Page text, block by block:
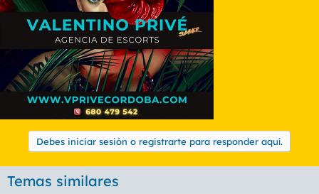
Debes iniciar sesión o registrarte para responder aquí.
Temas similares